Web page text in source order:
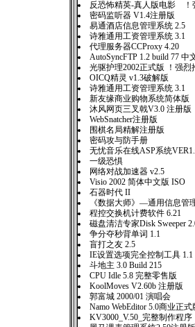
反恐怖精英-真人版电影 ！
密码监听器 V1.4注册版
易通酒店信息管理系统 2.5
诗雅通用工资管理系统 3.1
代理服务器CCProxy 4.20
AutoSyncFTP 1.2 build 77 中
光驱护理2002正式版 ！强烈
OICQ精灵 v1.3破解版
诗雅通用工资管理系统 3.1
新友缘商业购物系统简体版
沐风网页三叉戟V3.0 注册版
WebSnatcher注册版
围棋名局精解注册版
密码攻与防手册
无忧音乐在线ASP系统
一级恐惧
网络对战加速器 v2.5
Visio 2002 简体中文版 ISO
石器时代 II
《数据大师》—通用信息管
程控交换机计费软件 6.21
磁盘清洁专家Disk Sweeper
争分夺秒背单词 1.1
盲打之友 2.5
IE设置选项完全控制工具 1.1
斗地主 3.0 Build 215
CPU Idle 5.8 完整零售版
KoolMoves V2.60b 注册版
郭富城 2000/01 演唱会
Namo WebEditor 5.0商业正式
KV3000_V.50_完整制作程序